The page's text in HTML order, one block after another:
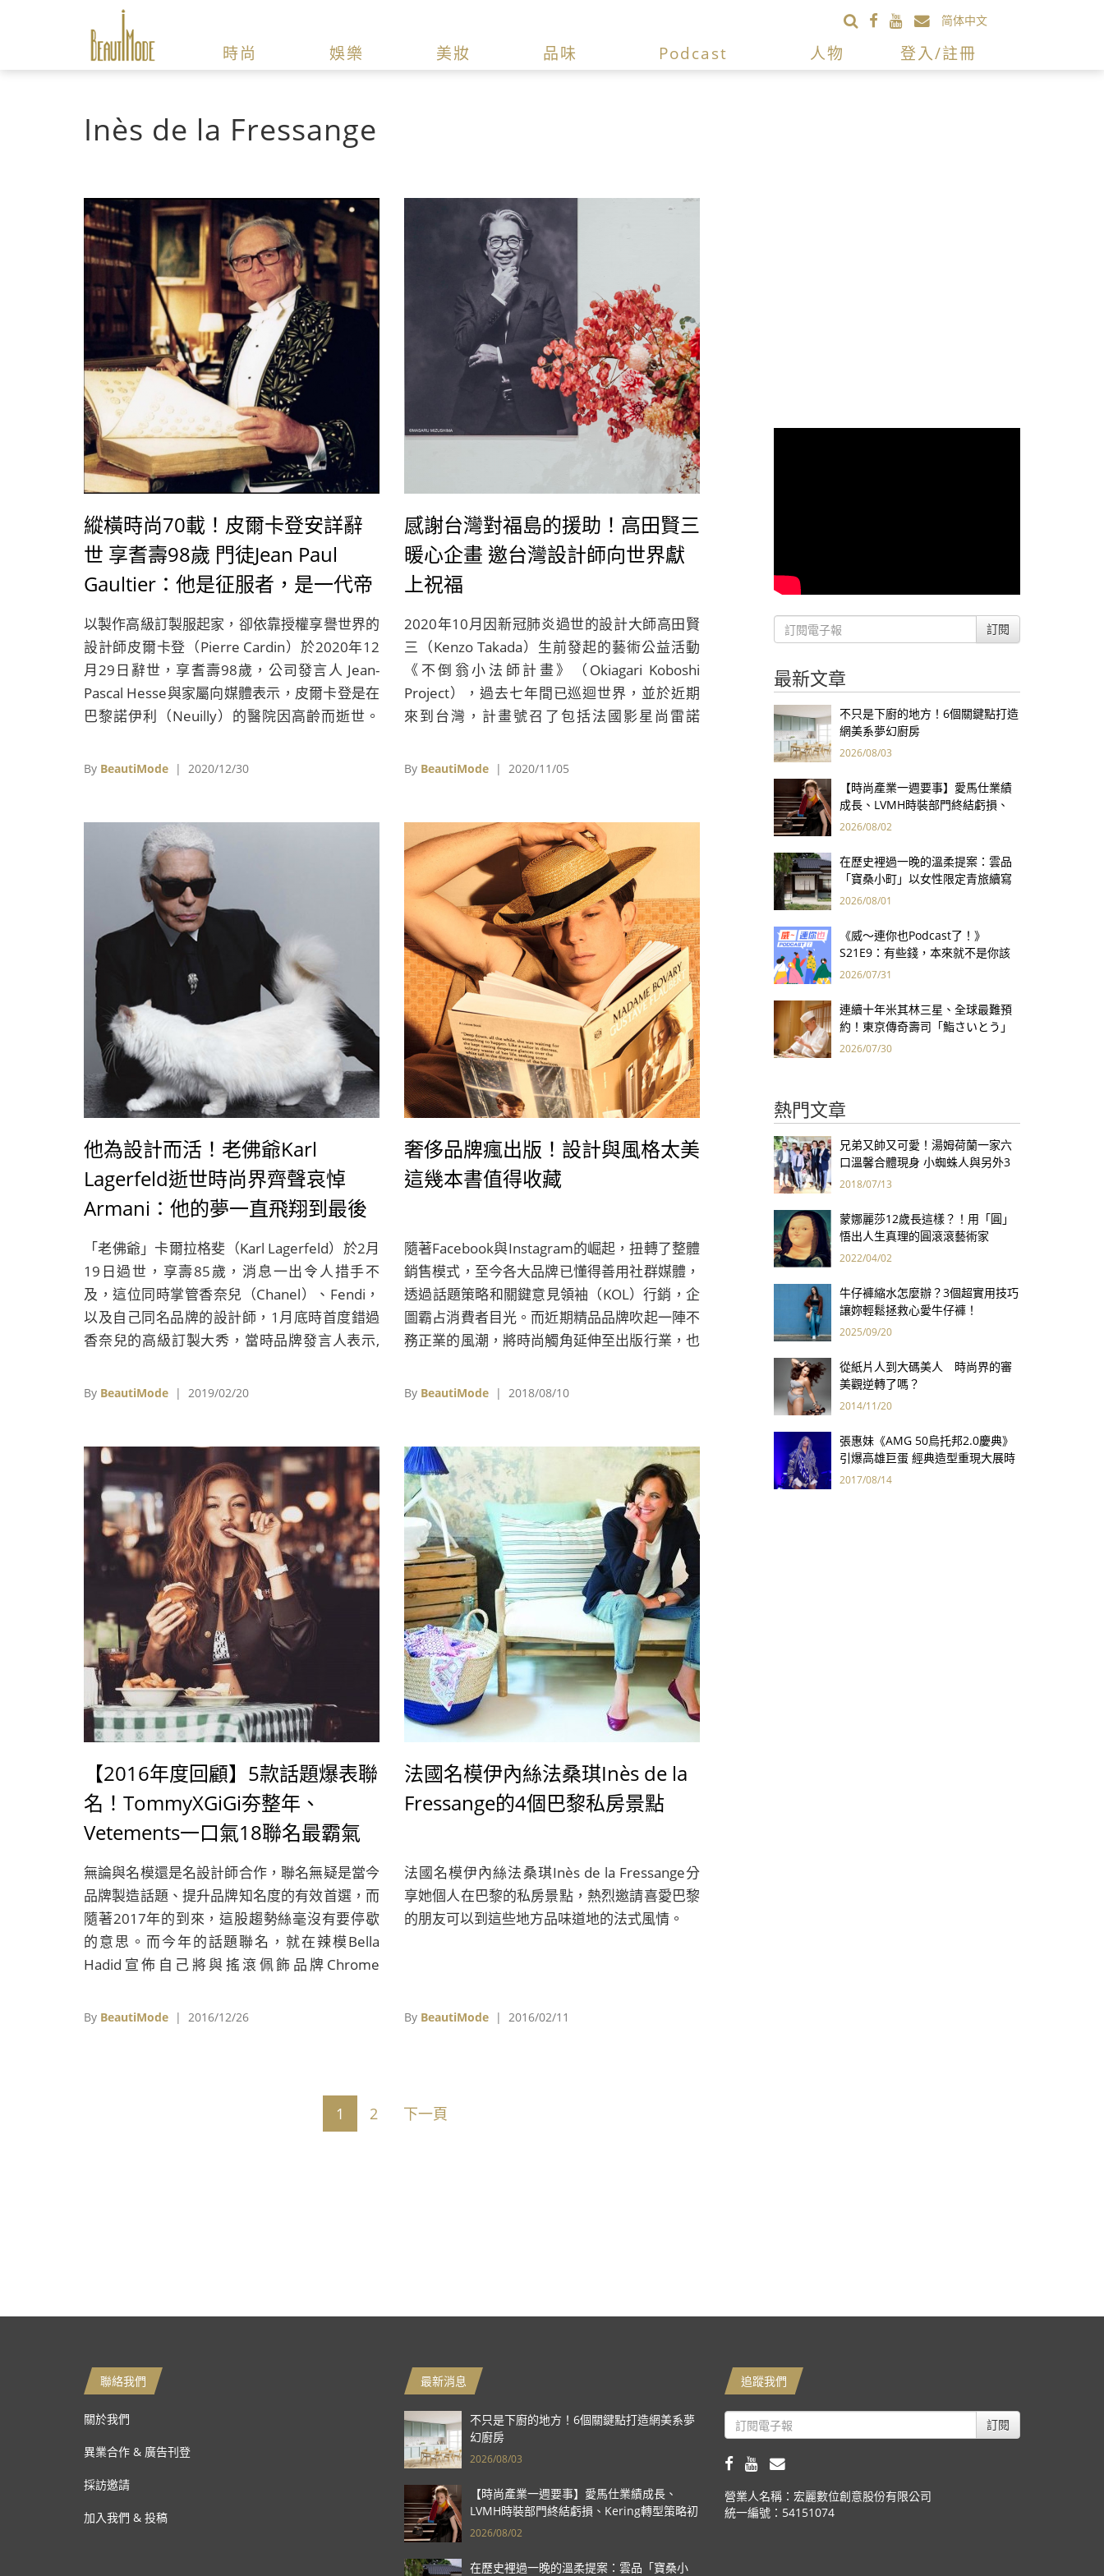
简体中文
時尚 娛樂 美妝 品味 Podcast 人物 登入/註冊
Inès de la Fressange
縱橫時尚70載！皮爾卡登安詳辭
世 享耆壽98歲 門徒Jean Paul
Gaultier：他是征服者，是一代帝
王
以製作高級訂製服起家，卻依靠授權享譽世界的
設計師皮爾卡登（Pierre Cardin）於2020年12
月29日辭世，享耆壽98歲，公司發言人 Jean-
Pascal Hesse與家屬向媒體表示，皮爾卡登是在
巴黎諾伊利（Neuilly）的醫院因高齡而逝世。
「先鋒」，但在60年前，當皮爾卡登率先推出成
By BeautiMode | 2020/12/30
感謝台灣對福島的援助！高田賢三
暖心企畫 邀台灣設計師向世界獻
上祝福
2020年10月因新冠肺炎過世的設計大師高田賢
三（Kenzo Takada）生前發起的藝術公益活動
《不倒翁小法師計畫》（Okiagari Koboshi
Project），過去七年間已巡迴世界，並於近期
來到台灣，計畫號召了包括法國影星尚雷諾
Paule Gaultier、小篠弘子（Hiroko
作，台灣的展出也邀請了包括20位實踐大學學生
的70位創作者共同參與，展現台灣人的溫暖及創
作能量。
By BeautiMode | 2020/11/05
他為設計而活！老佛爺Karl
Lagerfeld逝世時尚界齊聲哀悼
Armani：他的夢一直飛翔到最後
一刻！
「老佛爺」卡爾拉格斐（Karl Lagerfeld）於2月
19日過世，享壽85歲，消息一出令人措手不
及，這位同時掌管香奈兒（Chanel）、Fendi，
以及自己同名品牌的設計師，1月底時首度錯過
香奈兒的高級訂製大秀，當時品牌發言人表示,
幸的消息，令人不勝唏噓。
By BeautiMode | 2019/02/20
奢侈品牌瘋出版！設計與風格太美
這幾本書值得收藏
隨著Facebook與Instagram的崛起，扭轉了整體
銷售模式，至今各大品牌已懂得善用社群媒體，
透過話題策略和關鍵意見領袖（KOL）行銷，企
圖霸占消費者目光。而近期精品品牌吹起一陣不
務正業的風潮，將時尚觸角延伸至出版行業，也
By BeautiMode | 2018/08/10
【2016年度回顧】5款話題爆表聯
名！TommyXGiGi夯整年、
Vetements一口氣18聯名最霸氣
無論與名模還是名設計師合作，聯名無疑是當今
品牌製造話題、提升品牌知名度的有效首選，而
隨著2017年的到來，這股趨勢絲毫沒有要停歇
的意思。而今年的話題聯名，就在辣模Bella
Hadid宣佈自己將與搖滾佩飾品牌Chrome
的腳步，一起來看看今年有哪些未上市先轟動，
By BeautiMode | 2016/12/26
法國名模伊內絲法桑琪Inès de la
Fressange的4個巴黎私房景點
法國名模伊內絲法桑琪Inès de la Fressange分
享她個人在巴黎的私房景點，熱烈邀請喜愛巴黎
的朋友可以到這些地方品味道地的法式風情。
By BeautiMode | 2016/02/11
1 2 下一頁
訂閱
最新文章
不只是下廚的地方！6個關鍵點打造
網美系夢幻廚房
2026/08/03
【時尚產業一週要事】愛馬仕業績
成長、LVMH時裝部門終結虧損、
Kering轉型策略初現成效、Prada
2026/08/02
在歷史裡過一晚的溫柔提案：雲品
「寶桑小町」以女性限定青旅續寫
台東老屋記憶
2026/08/01
《威～連你也Podcast了！》
S21E9：有些錢，本來就不是你該
賺的——讀《一個投機者的告白》
2026/07/31
連續十年米其林三星、全球最難預
約！東京傳奇壽司「鮨さいとう」
為何破例首度來台？
2026/07/30
熱門文章
兄弟又帥又可愛！湯姆荷蘭一家六
口溫馨合體現身 小蜘蛛人與另外3
個弟弟感情超好！
2018/07/13
蒙娜麗莎12歲長這樣？！用「圓」
悟出人生真理的圓滾滾藝術家
2022/04/02
牛仔褲縮水怎麼辦？3個超實用技巧
讓妳輕鬆拯救心愛牛仔褲！
2025/09/20
從紙片人到大碼美人 時尚界的審
美觀逆轉了嗎？
2014/11/20
張惠妹《AMG 50烏托邦2.0慶典》
引爆高雄巨蛋 經典造型重現大展時
尚「妹力」
2017/08/14
聯絡我們
關於我們
異業合作 & 廣告刊登
採訪邀請
加入我們 & 投稿
最新消息
不只是下廚的地方！6個關鍵點打造網美系夢
幻廚房
2026/08/03
【時尚產業一週要事】愛馬仕業績成長、
LVMH時裝部門終結虧損、Kering轉型策略初
現成效、Prada集團財報亮眼
2026/08/02
在歷史裡過一晚的溫柔提案：雲品「寶桑小
追蹤我們
訂閱
營業人名稱：宏麗數位創意股份有限公司
統一編號：54151074